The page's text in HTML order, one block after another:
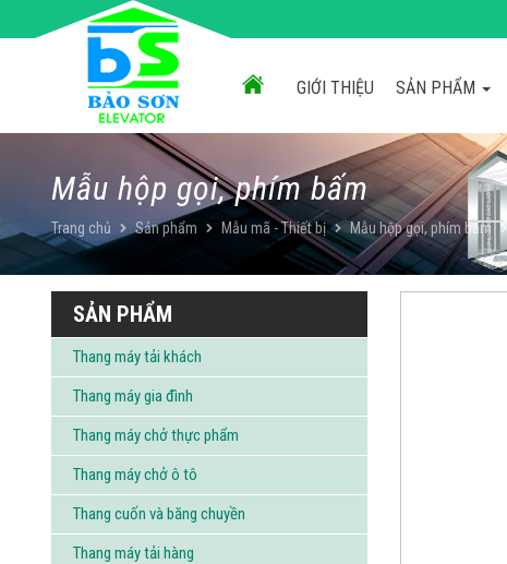
GIỚI THIỆU SẢN PHẨM
Mẫu hộp gọi, phím bấm
Trang chủ Sản phẩm Mẫu mã - Thiết bị Mẫu hộp gọi, phím bấm
SẢN PHẨM
Thang máy tải khách
Thang máy gia đình
Thang máy chở thực phẩm
Thang máy chở ô tô
Thang cuốn và băng chuyền
Thang máy tải hàng